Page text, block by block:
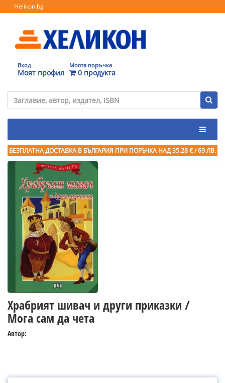
Helikon.bg
Вход
Моят профил
Моята поръчка
0 продукта
БЕЗПЛАТНА ДОСТАВКА В БЪЛГАРИЯ ПРИ ПОРЪЧКА НАД 35.28 € / 69 ЛВ.
Храбрият шивач и други приказки /
Мога сам да чета
Автор: